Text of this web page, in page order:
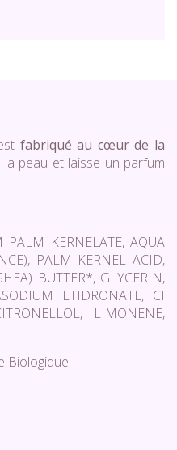
fabriqué au cœur de la
peau et laisse un parfum
KERNELATE, AQUA
PALM KERNEL ACID,
BUTTER*, GLYCERIN,
ETIDRONATE, CI
LIMONENE,
Biologique